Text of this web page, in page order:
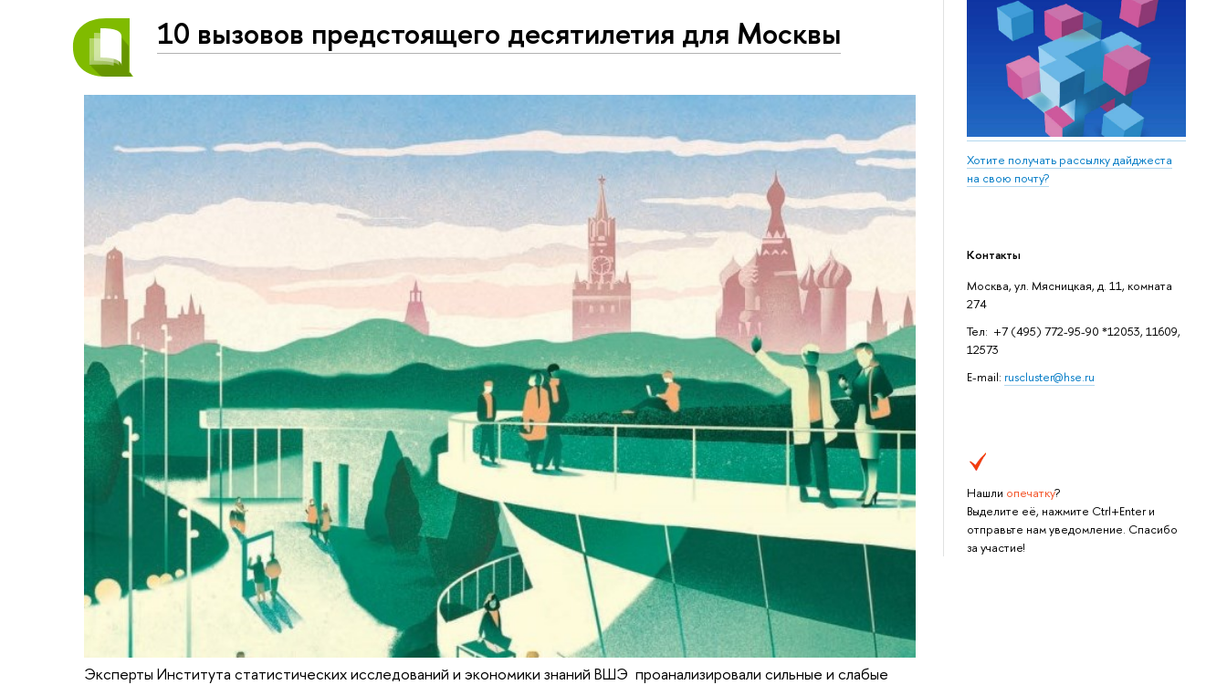
Хотите получать рассылку дайджеста
на свою почту?
Контакты
Москва, ул. Мясницкая, д. 11, комната
274
Тел: +7 (495) 772-95-90 *12053, 11609,
12573
E-mail: ruscluster@hse.ru
Нашли опечатку?
Выделите её, нажмите Ctrl+Enter и
отправьте нам уведомление. Спасибо
за участие!
10 вызовов предстоящего десятилетия для Москвы
Эксперты Института статистических исследований и экономики знаний ВШЭ проанализировали сильные и слабые